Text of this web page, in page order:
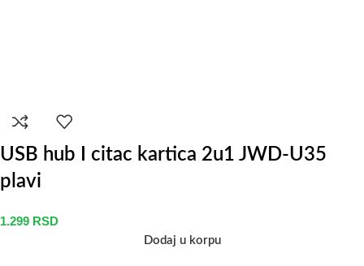
USB hub I citac kartica 2u1 JWD-U35
plavi
1.299 RSD
Dodaj u korpu